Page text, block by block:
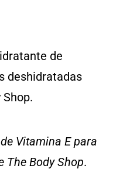
Vitamina E para
The Body Shop.